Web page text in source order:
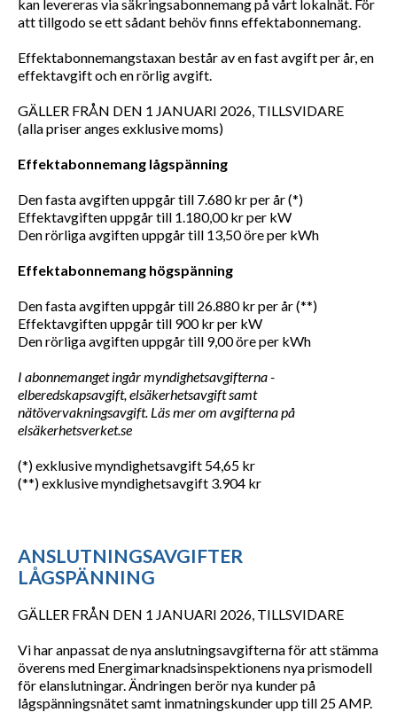
kan levereras via säkringsabonnemang på vårt lokalnät. För
att tillgodo se ett sådant behöv finns effektabonnemang.
Effektabonnemangstaxan består av en fast avgift per år, en
effektavgift och en rörlig avgift.
GÄLLER FRÅN DEN 1 JANUARI 2026, TILLSVIDARE
(alla priser anges exklusive moms)
Effektabonnemang lågspänning
Den fasta avgiften uppgår till 7.680 kr per år (*)
Effektavgiften uppgår till 1.180,00 kr per kW
Den rörliga avgiften uppgår till 13,50 öre per kWh
Effektabonnemang högspänning
Den fasta avgiften uppgår till 26.880 kr per år (**)
Effektavgiften uppgår till 900 kr per kW
Den rörliga avgiften uppgår till 9,00 öre per kWh
I abonnemanget ingår myndighetsavgifterna -
elberedskapsavgift, elsäkerhetsavgift samt
nätövervakningsavgift. Läs mer om avgifterna på
elsäkerhetsverket.se
(*) exklusive myndighetsavgift 54,65 kr
(**) exklusive myndighetsavgift 3.904 kr
ANSLUTNINGSAVGIFTER
LÅGSPÄNNING
GÄLLER FRÅN DEN 1 JANUARI 2026, TILLSVIDARE
Vi har anpassat de nya anslutningsavgifterna för att stämma
överens med Energimarknadsinspektionens nya prismodell
för elanslutningar. Ändringen berör nya kunder på
lågspänningsnätet samt inmatningskunder upp till 25 AMP.